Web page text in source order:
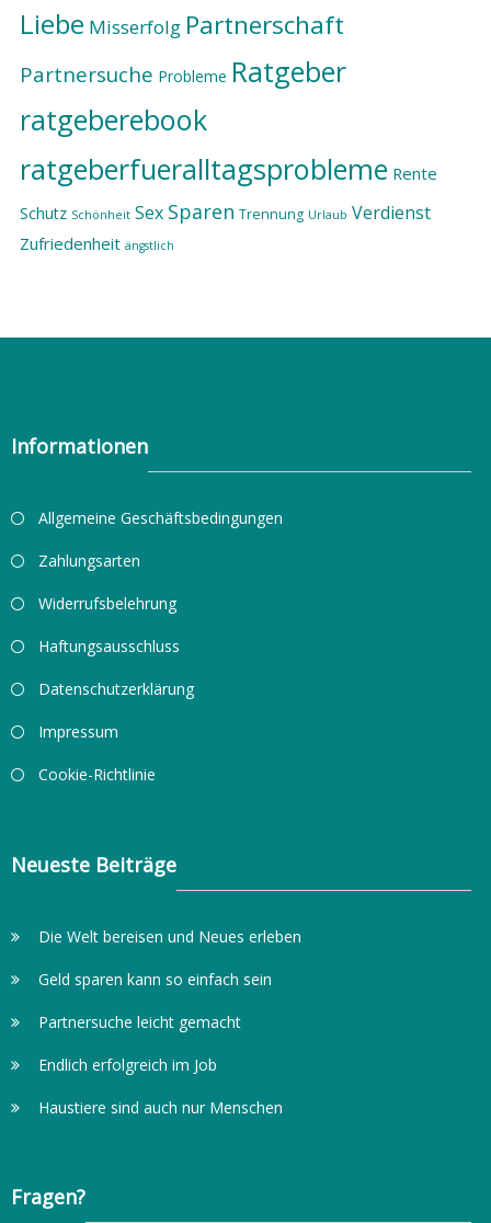
Liebe Misserfolg Partnerschaft
Partnersuche Probleme Ratgeber
ratgeberebook
ratgeberfueralltagsprobleme Rente
Schutz Schönheit Sex Sparen Trennung Urlaub Verdienst
Zufriedenheit ängstlich
Informationen
Allgemeine Geschäftsbedingungen
Zahlungsarten
Widerrufsbelehrung
Haftungsausschluss
Datenschutzerklärung
Impressum
Cookie-Richtlinie
Neueste Beiträge
Die Welt bereisen und Neues erleben
Geld sparen kann so einfach sein
Partnersuche leicht gemacht
Endlich erfolgreich im Job
Haustiere sind auch nur Menschen
Fragen?